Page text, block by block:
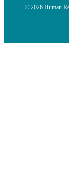
© 2026 Human